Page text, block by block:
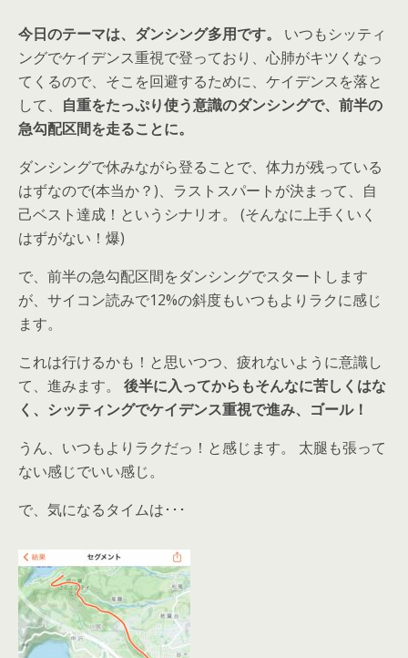
今日のテーマは、ダンシング多用です。
いつもシッティ
ングでケイデンス重視で登っており、心肺がキツくなっ
てくるので、そこを回避するために、ケイデンスを落と
して、 自重をたっぷり使う意識のダンシングで、前半の
急勾配区間を走ることに。
ダンシングで休みながら登ることで、体力が残っている
はずなので(本当か？)、ラストスパートが決まって、自
己ベスト達成！というシナリオ。 (そんなに上手くいく
はずがない！爆)
で、前半の急勾配区間をダンシングでスタートします
が、サイコン読みで12%の斜度もいつもよりラクに感じ
ます。
これは行けるかも！と思いつつ、疲れないように意識し
て、進みます。 後半に入ってからもそんなに苦しくはな
く、シッティングでケイデンス重視で進み、ゴール！
うん、いつもよりラクだっ！と感じます。 太腿も張って
ない感じでいい感じ。
で、気になるタイムは･･･